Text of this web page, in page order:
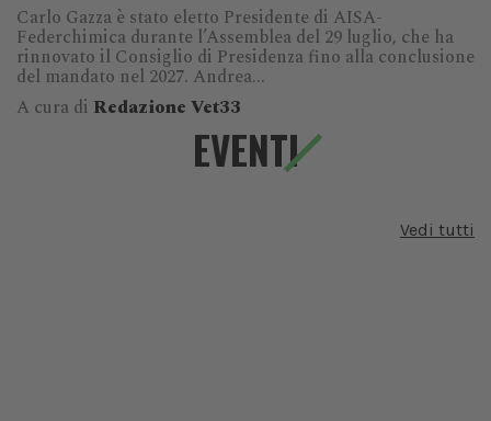
Carlo Gazza è stato eletto Presidente di AISA-
Federchimica durante l’Assemblea del 29 luglio, che ha
rinnovato il Consiglio di Presidenza fino alla conclusione
del mandato nel 2027. Andrea...
A cura di Redazione Vet33
EVENTI
Vedi tutti